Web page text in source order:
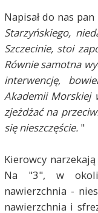
Napisał do nas pan
Starzyńskiego,
Szczecinie, stoi
Równie samotna
interwencję,
Akademii Morskiej
zjeżdżać na
się nieszczęście."
Kierowcy
Na "3", w
nawierzchnia -
nawierzchnia i